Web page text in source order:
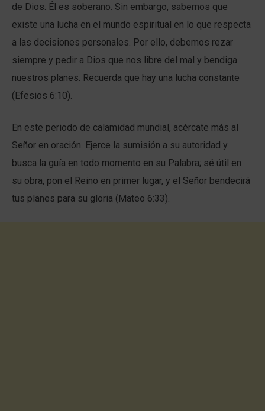
de Dios. Él es soberano. Sin embargo, sabemos que
existe una lucha en el mundo espiritual en lo que respecta
a las decisiones personales. Por ello, debemos rezar
siempre y pedir a Dios que nos libre del mal y bendiga
nuestros planes. Recuerda que hay una lucha constante
(Efesios 6:10).
En este periodo de calamidad mundial, acércate más al
Señor en oración. Ejerce la sumisión a su autoridad y
busca la guía en todo momento en su Palabra; sé útil en
su obra, pon el Reino en primer lugar, y el Señor bendecirá
tus planes para su gloria (Mateo 6:33).